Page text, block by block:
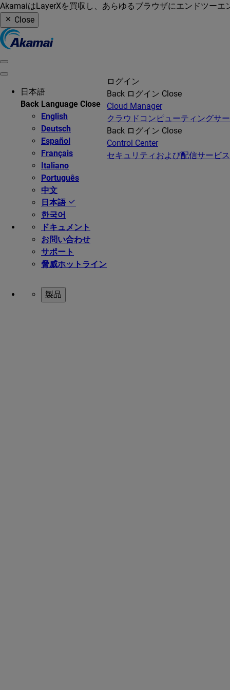
AkamaiはLayerXを買収し、あらゆるブラウザにエンドツー
Close
日本語
Back Language Close
English
Deutsch
Español
Français
Italiano
Português
中文
日本語
한국어
ドキュメント
お問い合わせ
サポート
脅威ホットライン
ログイン
Back ログイン Close
Cloud Manager
クラウドコンピューティングサ
Back ログイン Close
Control Center
セキュリティおよび配信サービ
製品